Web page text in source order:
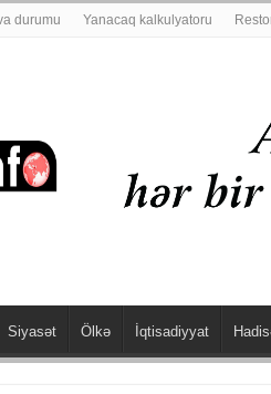
durumu Yanacaq kalkulyatoru
Siyasət Ölkə İqtisadiyyat